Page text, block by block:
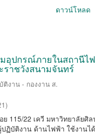
ดาวน์โหลด
อุปกรณ์ภายในสถานีไ
ราชวังสนามจันทร์
ติงาน - กองงาน ส.
)
115/22 เควี มหาวิทยาลัยศิล
ฏิบัติงาน ด้านไฟฟ้า ใช้งานไ